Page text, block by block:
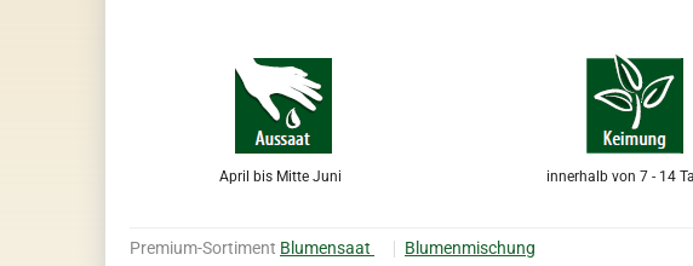
April bis Mitte Juni innerhalb von 7 - 14
Premium-Sortiment Blumensaat Blumenmischung